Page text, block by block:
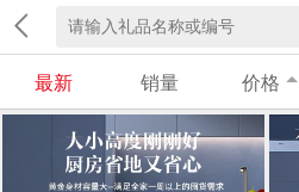
最新 销量 价格